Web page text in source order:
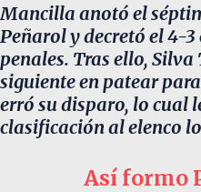
Mancilla anotó el
Peñarol y decretó el 4-
penales. Tras ello,
siguiente en patear
erró su disparo, lo cual
clasificación al elenco
Así formo